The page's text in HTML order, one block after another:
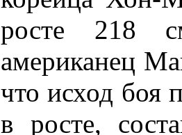
росте 218
американец
что исход боя
в росте,